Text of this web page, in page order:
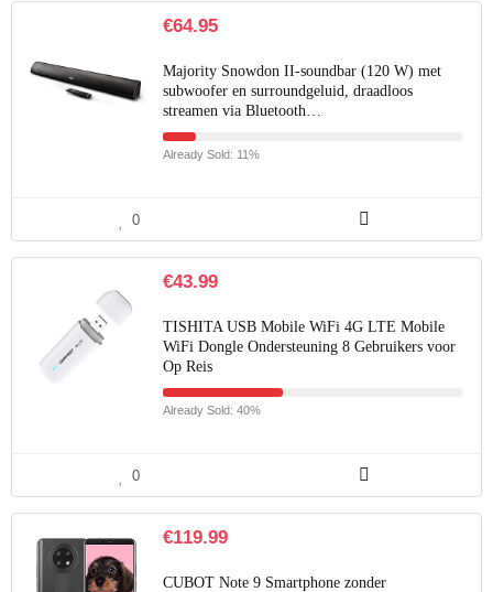
€64.95
Majority Snowdon II-soundbar (120 W) met
subwoofer en surroundgeluid, draadloos
streamen via Bluetooth…
Already Sold: 11%
0
€43.99
TISHITA USB Mobile WiFi 4G LTE Mobile
WiFi Dongle Ondersteuning 8 Gebruikers voor
Op Reis
Already Sold: 40%
0
€119.99
CUBOT Note 9 Smartphone zonder